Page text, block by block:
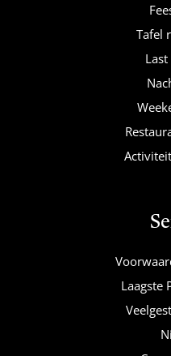
Tafel
Laagste